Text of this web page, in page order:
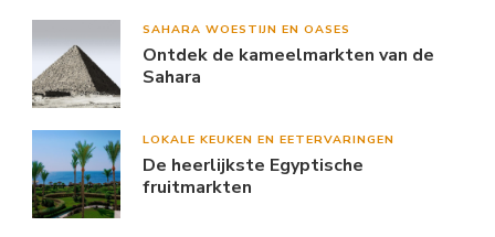
SAHARA WOESTIJN EN OASES
Ontdek de kameelmarkten van de
Sahara
LOKALE KEUKEN EN EETERVARINGEN
De heerlijkste Egyptische
fruitmarkten